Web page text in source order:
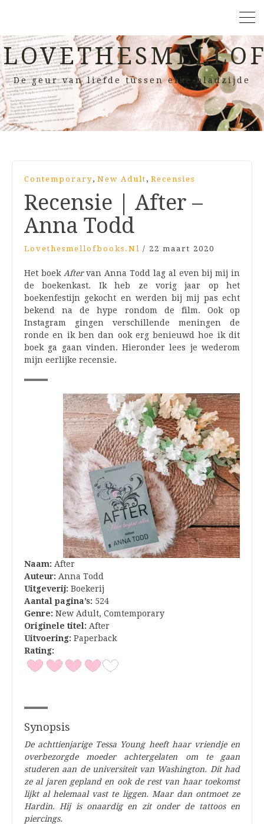
De geur van liefde tussen elke bladzijde
Contemporary, New Adult , Recensies
Recensie | After –
Anna Todd
Lovethesmellofbooks.nl / 22 maart 2020
Het boek Aftervan Anna Todd lag al even bij mij in
de boekenkast. Ik heb ze vorig jaar op het
boekenfestijn gekocht en werden bij mij pas echt
bekend na de hype rondom de film. Ook op
Instagram gingen verschillende meningen de
ronde en ik ben dan ook erg benieuwd hoe ik dit
boek ga gaan vinden. Hieronder lees je wederom
mijn eerlijke recensie.
Naam: After
Auteur: Anna Todd
Uitgeverij: Boekerij
Aantal pagina’s: 524
Genre: New Adult, Comtemporary
Originele titel: After
Uitvoering: Paperback
Rating:
Synopsis
De achttienjarige Tessa Young heeft haar vriendje en
overbezorgde moeder achtergelaten om te gaan
studeren aan de universiteit van Washington. Dit had
ze al jaren gepland en ook de rest van haar toekomst
lijkt al helemaal vast te liggen. Maar dan ontmoet ze
Hardin. Hij is onaardig en zit onder de tattoos en
piercings.